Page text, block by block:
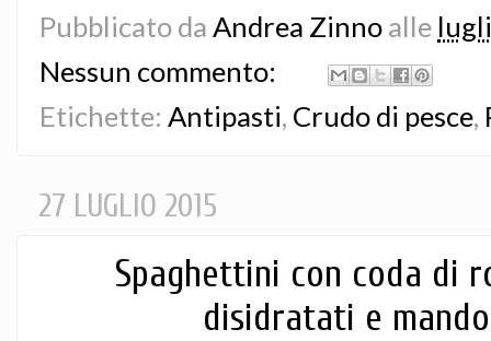
Pubblicato da Andrea Zinno alle
Nessun commento:
Etichette: Antipasti, Crudo di pesce,
27 LUGLIO 2015
Spaghettini con coda di
disidratati e